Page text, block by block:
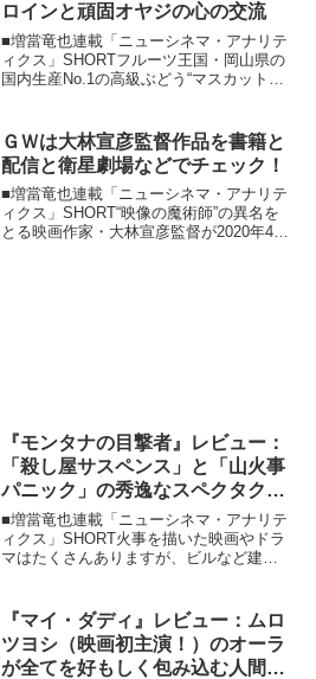
ロインと頑固オヤジの心の交流
■増當竜也連載「ニューシネマ・アナリテ
ィクス」SHORTフルーツ王国・岡山県の
国内生産No.1の高級ぶどう“マスカット・
子）が、現地の和菓子会社に就職する
も、配属先は...
ＧＷは大林宣彦監督作品を書籍と
配信と衛星劇場などでチェック！
■増當竜也連載「ニューシネマ・アナリテ
ィクス」SHORT“映像の魔術師”の異名を
とる映画作家・大林宣彦監督が2020年4月
『モンタナの目撃者』レビュー：
「殺し屋サスペンス」と「山火事
パニック」の秀逸なスペクタクル
大作！
■増當竜也連載「ニューシネマ・アナリテ
ィクス」SHORT火事を描いた映画やドラ
マはたくさんありますが、ビルなど建物
ニア州で大きな山火事が数週間も続き、
大変な被害と...
『マイ・ダディ』レビュー：ムロ
ツヨシ（映画初主演！）のオーラ
が全てを好もしく包み込む人間讃